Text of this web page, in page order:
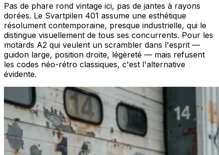
Pas de phare rond vintage ici, pas de jantes à rayons
dorées. Le Svartpilen 401 assume une esthétique
résolument contemporaine, presque industrielle, qui le
distingue visuellement de tous ses concurrents. Pour les
motards A2 qui veulent un scrambler dans l'esprit —
guidon large, position droite, légèreté — mais refusent
les codes néo-rétro classiques, c'est l'alternative
évidente.